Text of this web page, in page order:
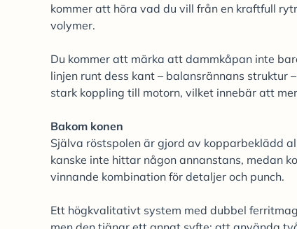
kommer att höra vad du vill från en kraftfull
volymer.
Du kommer att märka att dammkåpan inte
linjen runt dess kant – balansrännans struktur
stark koppling till motorn, vilket innebär att
Bakom konen
Själva röstspolen är gjord av kopparbeklädd
kanske inte hittar någon annanstans, medan
vinnande kombination för detaljer och punch.
Ett högkvalitativt system med dubbel